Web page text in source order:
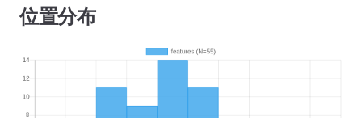
位置分布